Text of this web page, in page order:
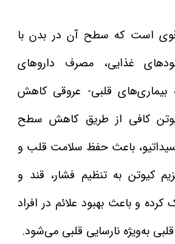
است که سطح آن در بدن با
غذایی، مصرف داروهای
بیماری‌های قلبی- عروقی کاهش
کافی از طریق کاهش سطح
باعث حفظ سلامت قلب و
کیوتن به تنظیم فشار، قند و
و باعث بهبود علائم در افراد
به‌ویژه نارسایی قلبی می‌شود.